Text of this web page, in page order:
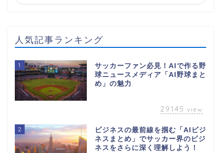
人気記事ランキング
1
サッカーファン必見！AIで作る野
球ニュースメディア「AI野球まと
め」の魅力
29145 view
2
ビジネスの最前線を掴む「AIビジ
ネスまとめ」でサッカー界のビジ
ネスをさらに深く理解しよう！